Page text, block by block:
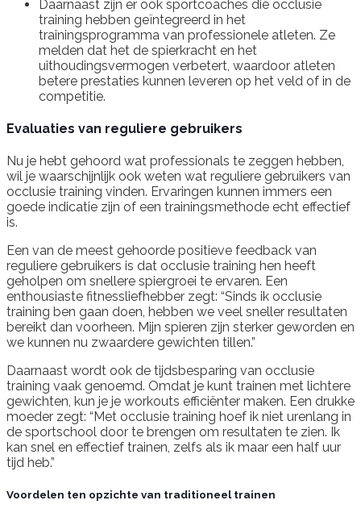
Daarnaast zijn er ook sportcoaches die occlusie
training hebben geïntegreerd in het
trainingsprogramma van professionele atleten. Ze
melden dat het de spierkracht en het
uithoudingsvermogen verbetert, waardoor atleten
betere prestaties kunnen leveren op het veld of in de
competitie.
Evaluaties van reguliere gebruikers
Nu je hebt gehoord wat professionals te zeggen hebben,
wil je waarschijnlijk ook weten wat reguliere gebruikers van
occlusie training vinden. Ervaringen kunnen immers een
goede indicatie zijn of een trainingsmethode echt effectief
is.
Een van de meest gehoorde positieve feedback van
reguliere gebruikers is dat occlusie training hen heeft
geholpen om snellere spiergroei te ervaren. Een
enthousiaste fitnessliefhebber zegt: “Sinds ik occlusie
training ben gaan doen, hebben we veel sneller resultaten
bereikt dan voorheen. Mijn spieren zijn sterker geworden en
we kunnen nu zwaardere gewichten tillen.”
Daarnaast wordt ook de tijdsbesparing van occlusie
training vaak genoemd. Omdat je kunt trainen met lichtere
gewichten, kun je je workouts efficiënter maken. Een drukke
moeder zegt: “Met occlusie training hoef ik niet urenlang in
de sportschool door te brengen om resultaten te zien. Ik
kan snel en effectief trainen, zelfs als ik maar een half uur
tijd heb.”
Voordelen ten opzichte van traditioneel trainen